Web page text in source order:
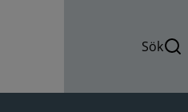
Sök